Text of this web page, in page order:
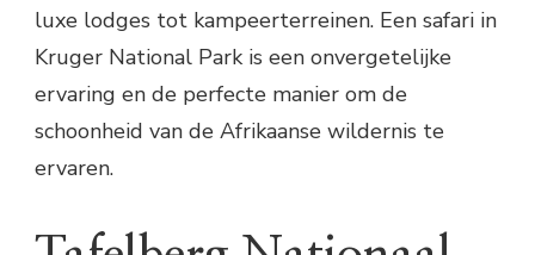
luxe lodges tot kampeerterreinen. Een safari in
Kruger National Park is een onvergetelijke
ervaring en de perfecte manier om de
schoonheid van de Afrikaanse wildernis te
ervaren.